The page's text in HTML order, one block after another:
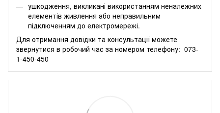
ушкодження, викликані використанням неналежних
елементів живлення або неправильним
підключенням до електромережі.
Для отримання довідки та консультації можете
звернутися в робочий час за номером телефону: 073-
1-450-450